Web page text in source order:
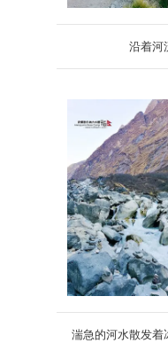
沿着河
湍急的河水散发着